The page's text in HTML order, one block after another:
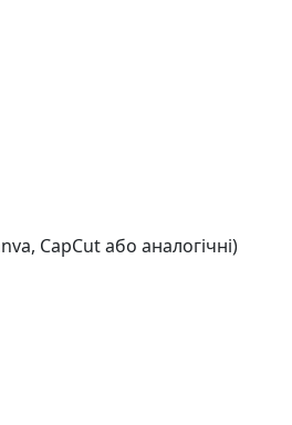
CapCut або аналогічні)